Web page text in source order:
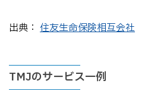
出典： 住友生命保険相互会社
TMJのサービス一例